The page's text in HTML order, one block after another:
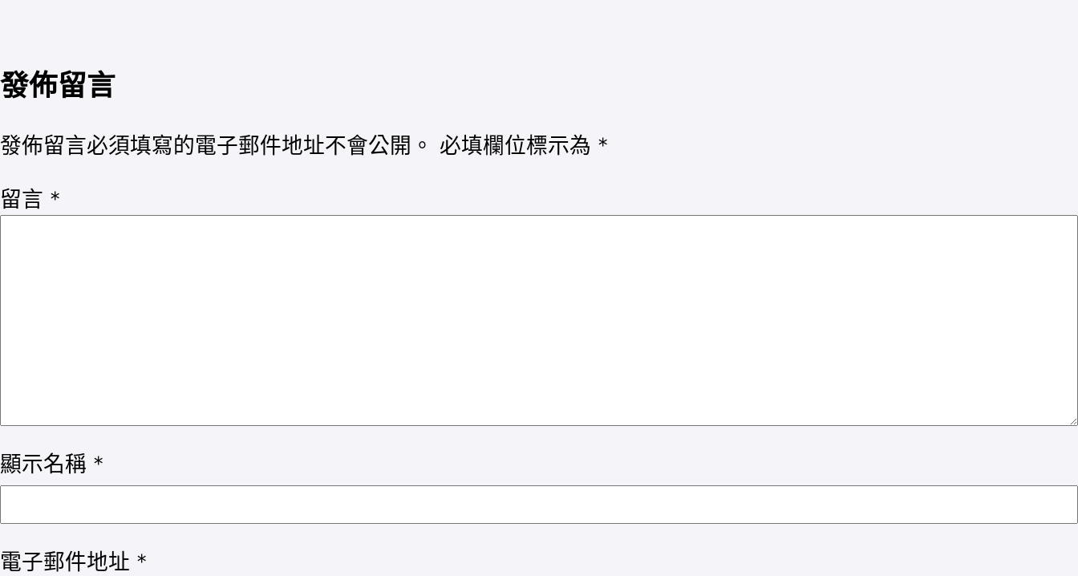
發佈留言
發佈留言必須填寫的電子郵件地址不會公開。 必填欄位標示為 *
留言 *
顯示名稱 *
電子郵件地址 *